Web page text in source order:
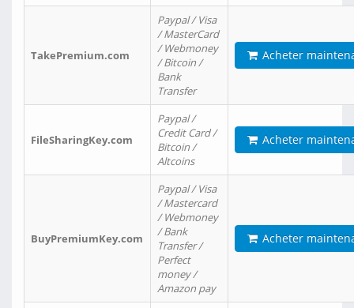
TakePremium.com
Paypal / Visa
/ MasterCard
/ Webmoney
/ Bitcoin /
Bank
Transfer
Acheter
FileSharingKey.com
Paypal /
Credit Card /
Bitcoin /
Altcoins
Acheter
BuyPremiumKey.com
Paypal / Visa
/ Mastercard
/ Webmoney
/ Bank
Transfer /
Perfect
money /
Amazon pay
Acheter